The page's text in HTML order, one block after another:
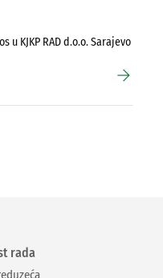
KJKP RAD d.o.o. Sarajevo
arrow_forward
rada